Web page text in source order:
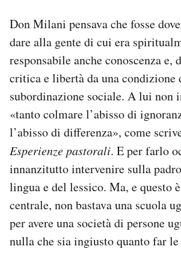
Don Milani pensava che fosse
dare alla gente di cui era
responsabile anche conoscenza e,
critica e libertà da una condizione
subordinazione sociale. A lui non
«tanto colmare l’abisso di
l’abisso di differenza», come
Esperienze pastorali. E per farlo
innanzitutto intervenire sulla
lingua e del lessico. Ma, e questo
centrale, non bastava una scuola
per avere una società di persone
nulla che sia ingiusto quanto far